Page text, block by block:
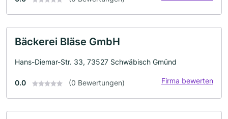
Bäckerei Bläse GmbH
Hans-Diemar-Str. 33, 73527 Schwäbisch Gmünd
0.0 (0 Bewertungen) Firma bewerten